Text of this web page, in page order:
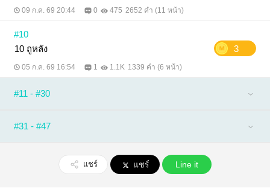
09 ก.ค. 69 20:44 0 475 2652 คำ (11 หน้า)
#10
10 ถูหลัง
3
05 ก.ค. 69 16:54 1 1.1K 1339 คำ (6 หน้า)
#11 - #30
#31 - #47
แชร์ แชร์ Line it